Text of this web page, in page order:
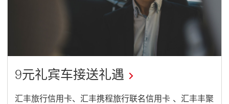
9元礼宾车接送礼遇
This
汇丰旅行信用卡、汇丰携程旅行联名信用卡 、汇丰丰聚